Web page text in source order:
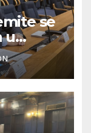
se
u